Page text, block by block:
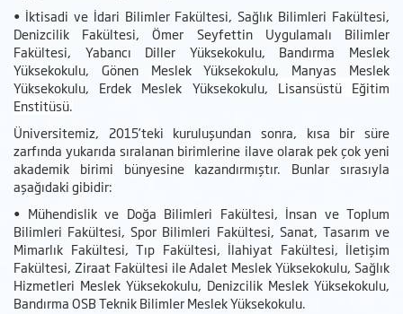
• İktisadi ve İdari Bilimler Fakültesi, Sağlık Bilimleri Fakültesi,
Denizcilik Fakültesi, Ömer Seyfettin Uygulamalı Bilimler
Fakültesi, Yabancı Diller Yüksekokulu, Bandırma Meslek
Yüksekokulu, Gönen Meslek Yüksekokulu, Manyas Meslek
Yüksekokulu, Erdek Meslek Yüksekokulu, Lisansüstü Eğitim
Enstitüsü.
Üniversitemiz, 2015’teki kuruluşundan sonra, kısa bir süre
zarfında yukarıda sıralanan birimlerine ilave olarak pek çok yeni
akademik birimi bünyesine kazandırmıştır. Bunlar sırasıyla
aşağıdaki gibidir:
• Mühendislik ve Doğa Bilimleri Fakültesi, İnsan ve Toplum
Bilimleri Fakültesi, Spor Bilimleri Fakültesi, Sanat, Tasarım ve
Mimarlık Fakültesi, Tıp Fakültesi, İlahiyat Fakültesi, İletişim
Fakültesi, Ziraat Fakültesi ile Adalet Meslek Yüksekokulu, Sağlık
Hizmetleri Meslek Yüksekokulu, Denizcilik Meslek Yüksekokulu,
Bandırma OSB Teknik Bilimler Meslek Yüksekokulu.